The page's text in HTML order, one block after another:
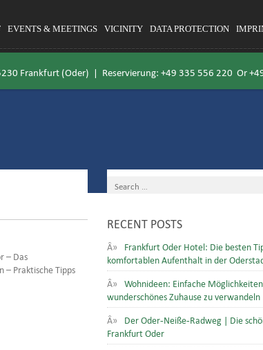
EVENTS & MEETINGS VICINITY DATA PROTECTION
Frankfurt (Oder) | Reservierung: +49 335 556 220 Or
– Das
– Praktische Tipps
RECENT POSTS
Frankfurt Oder Hotel: Die besten
komfortablen Aufenthalt in der
Wohnideen: Einfache
wunderschönes Zuhause zu verwandeln
Der Oder-Neiße-Radweg | Die
Frankfurt Oder